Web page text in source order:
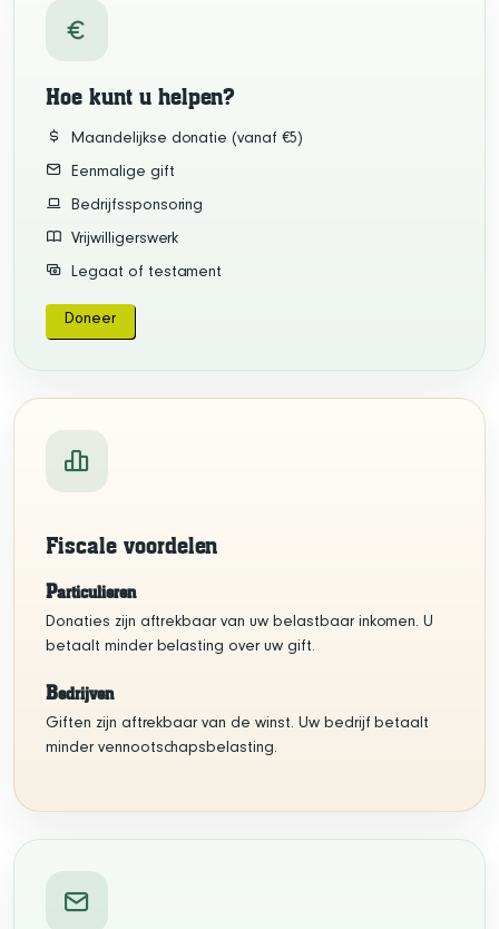
Hoe kunt u helpen?
Maandelijkse donatie (vanaf €5)
Eenmalige gift
Bedrijfssponsoring
Vrijwilligerswerk
Legaat of testament
Doneer
Fiscale voordelen
Particulieren
Donaties zijn aftrekbaar van uw belastbaar inkomen. U
betaalt minder belasting over uw gift.
Bedrijven
Giften zijn aftrekbaar van de winst. Uw bedrijf betaalt
minder vennootschapsbelasting.